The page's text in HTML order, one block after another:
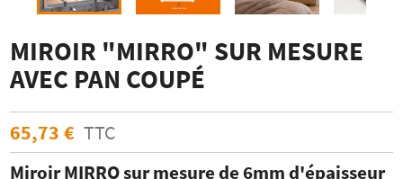
MIROIR "MIRRO" SUR MESURE
AVEC PAN COUPÉ
65,73 € TTC
Miroir MIRRO sur mesure de 6mm d'épaisseur